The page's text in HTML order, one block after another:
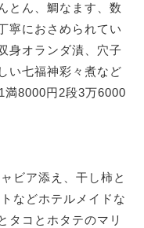
とん、鯛なます、数
寧におさめられてい
身オランダ漬、穴子
い七福神彩々煮など
満8000円2段3万6000
ビア添え、干し柿と
などホテルメイドな
タコとホタテのマリ